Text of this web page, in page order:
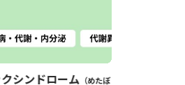
シンドローム めたぼ